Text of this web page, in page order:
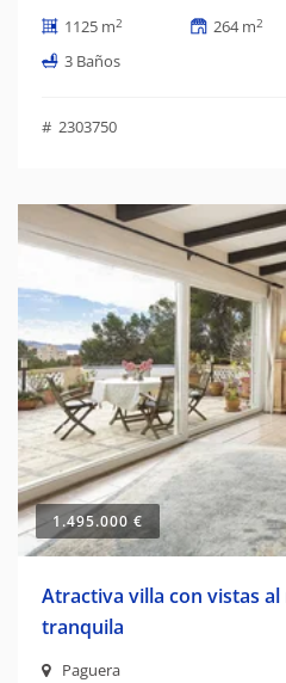
1125 m2 264 m2
3 Baños
# 2303750
1.495.000 €
Atractiva villa con vistas
tranquila
Paguera